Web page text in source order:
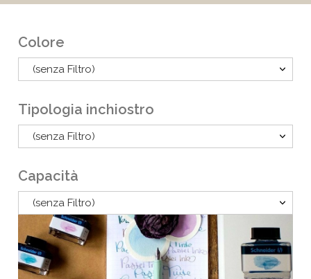
Colore
(senza Filtro)
Tipologia inchiostro
(senza Filtro)
Capacità
(senza Filtro)